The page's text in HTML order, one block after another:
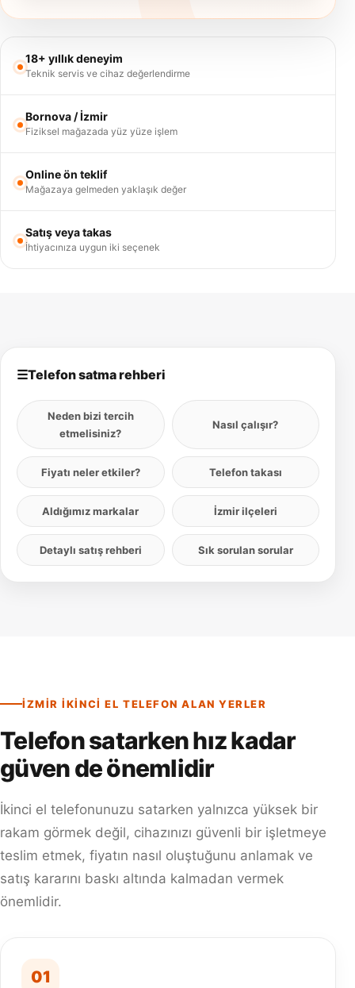
18+ yıllık deneyim
Teknik servis ve cihaz değerlendirme
Bornova / İzmir
Fiziksel mağazada yüz yüze işlem
Online ön teklif
Mağazaya gelmeden yaklaşık değer
Satış veya takas
İhtiyacınıza uygun iki seçenek
☰Telefon satma rehberi
Neden bizi tercih
etmelisiniz?
Nasıl çalışır?
Fiyatı neler etkiler? Telefon takası
Aldığımız markalar İzmir ilçeleri
Detaylı satış rehberi Sık sorulan sorular
İZMIR IKINCI EL TELEFON ALAN YERLER
Telefon satarken hız kadar
güven de önemlidir
İkinci el telefonunuzu satarken yalnızca yüksek bir
rakam görmek değil, cihazınızı güvenli bir işletmeye
teslim etmek, fiyatın nasıl oluştuğunu anlamak ve
satış kararını baskı altında kalmadan vermek
önemlidir.
01